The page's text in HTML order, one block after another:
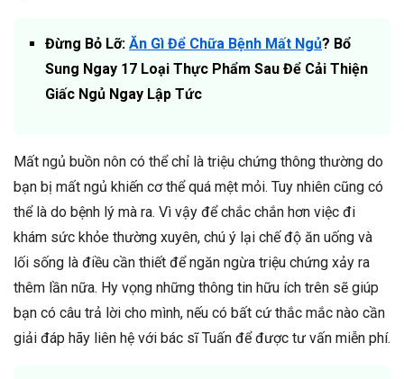
Đừng Bỏ Lỡ: Ăn Gì Để Chữa Bệnh Mất Ngủ? Bổ
Sung Ngay 17 Loại Thực Phẩm Sau Để Cải Thiện
Giấc Ngủ Ngay Lập Tức
Mất ngủ buồn nôn có thể chỉ là triệu chứng thông thường do
bạn bị mất ngủ khiến cơ thể quá mệt mỏi. Tuy nhiên cũng có
thể là do bệnh lý mà ra. Vì vậy để chắc chắn hơn việc đi
khám sức khỏe thường xuyên, chú ý lại chế độ ăn uống và
lối sống là điều cần thiết để ngăn ngừa triệu chứng xảy ra
thêm lần nữa. Hy vọng những thông tin hữu ích trên sẽ giúp
bạn có câu trả lời cho mình, nếu có bất cứ thắc mắc nào cần
giải đáp hãy liên hệ với bác sĩ Tuấn để được tư vấn miễn phí.